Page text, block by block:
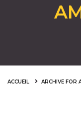
ACCUEIL ARCHIVE FOR